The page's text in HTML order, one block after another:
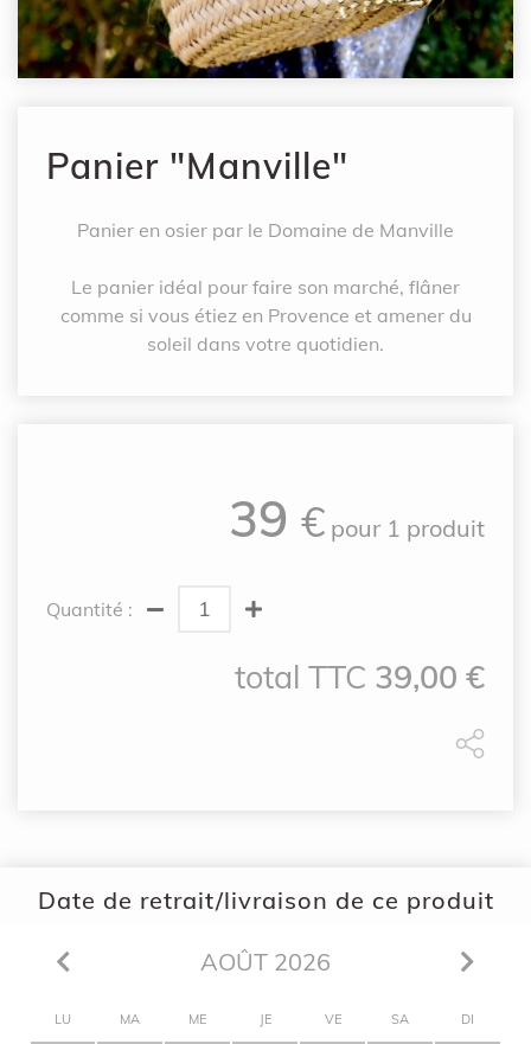
Panier "Manville"
Panier en osier par le Domaine de Manville
Le panier idéal pour faire son marché, flâner
comme si vous étiez en Provence et amener du
soleil dans votre quotidien.
39 € pour 1 produit
Quantité :
total TTC 39,00 €
Date de retrait/livraison de ce produit
AOÛT 2026
LU MA ME JE VE SA DI